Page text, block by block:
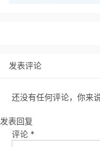
发表评论
还没有任何评论，你来
发表回复
评论 *